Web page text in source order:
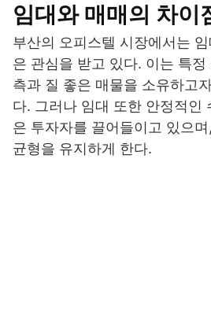
임대와 매매의 차이
부산의 오피스텔 시장에서는
은 관심을 받고 있다. 이는 특
측과 질 좋은 매물을 소유하고
다. 그러나 임대 또한 안정적인
은 투자자를 끌어들이고 있으
균형을 유지하게 한다.